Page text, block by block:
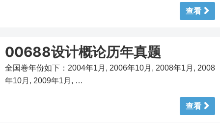
查看
00688设计概论历年真题
全国卷年份如下：2004年1月, 2006年10月, 2008年1月, 2008
年10月, 2009年1月, …
查看